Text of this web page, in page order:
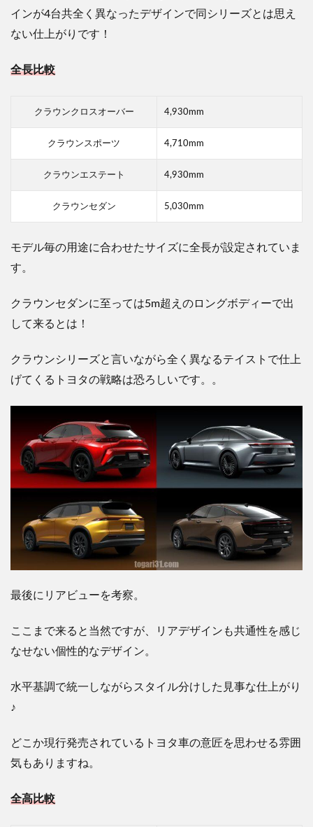
インが4台共全く異なったデザインで同シリーズとは思え
ない仕上がりです！
全長比較
クラウンクロスオーバー 4,930mm
クラウンスポーツ 4,710mm
クラウンエステート 4,930mm
クラウンセダン 5,030mm
モデル毎の用途に合わせたサイズに全長が設定されていま
す。
クラウンセダンに至っては5m超えのロングボディーで出
して来るとは！
クラウンシリーズと言いながら全く異なるテイストで仕上
げてくるトヨタの戦略は恐ろしいです。。
最後にリアビューを考察。
ここまで来ると当然ですが、リアデザインも共通性を感じ
なせない個性的なデザイン。
水平基調で統一しながらスタイル分けした見事な仕上がり
♪
どこか現行発売されているトヨタ車の意匠を思わせる雰囲
気もありますね。
全高比較